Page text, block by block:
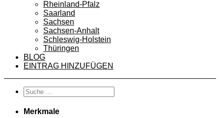
Rheinland-Pfalz
Saarland
Sachsen
Sachsen-Anhalt
Schleswig-Holstein
Thüringen
BLOG
EINTRAG HINZUFÜGEN
Merkmale